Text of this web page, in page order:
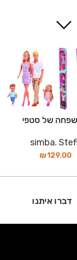
של סטפי
simba,
₪129.00
דברו איתנו